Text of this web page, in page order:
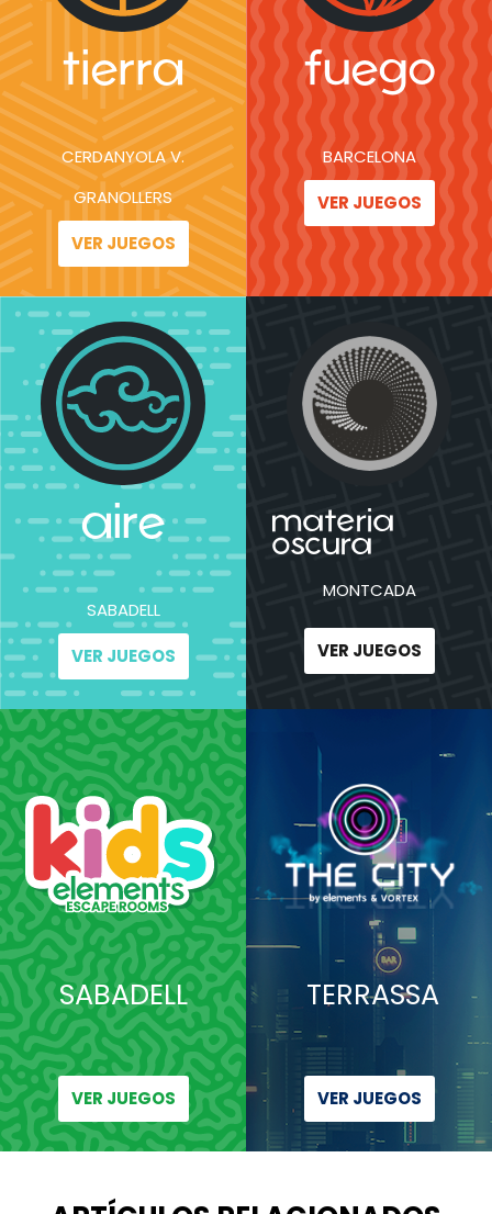
tierra
CERDANYOLA V.
GRANOLLERS
VER JUEGOS
fuego
BARCELONA
VER JUEGOS
aire
SABADELL
VER JUEGOS
materia
oscura
MONTCADA
VER JUEGOS
SABADELL
VER JUEGOS
TERRASSA
VER JUEGOS